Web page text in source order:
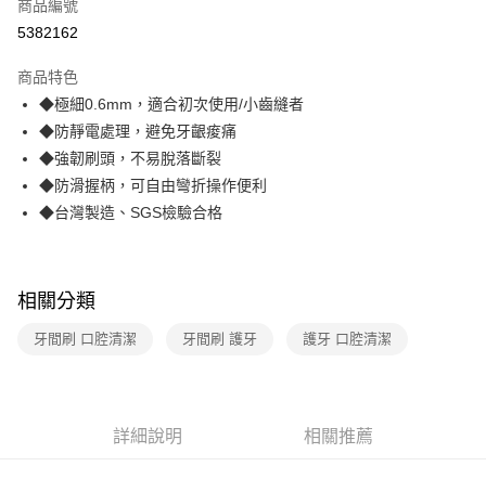
信用卡分期付款
合作金庫商業銀行
華南商業銀行
彰化商業銀行
上海商業儲蓄銀行
國泰世華商業銀行
臺灣中小企業銀行
台中商業銀行
匯豐（台灣）商業銀行
聯邦商業銀行
台新國際商業銀行
超商取貨付款
LINE Pay
Apple Pay
街口支付
AFTEE先享後付
【關於「AFTEE先享後付」】
２．便利：只要手機號碼，簡訊認證，即可結帳。
３．安心：先確認商品／服務後，再付款。
商品編號
5382162
商品特色
◆極細0.6mm，適合初次使用/小齒縫者
◆防靜電處理，避免牙齦痠痛
◆強韌刷頭，不易脫落斷裂
◆防滑握柄，可自由彎折操作便利
◆台灣製造、SGS檢驗合格
相關分類
牙間刷 口腔清潔 牙間刷 護牙 護牙 口腔清潔
詳細說明 相關推薦